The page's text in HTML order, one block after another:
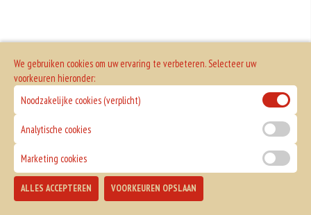
We gebruiken cookies om uw ervaring te verbeteren. Selecteer uw
voorkeuren hieronder:
Noodzakelijke cookies (verplicht)
Analytische cookies
Marketing cookies
ALLES ACCEPTEREN VOORKEUREN OPSLAAN